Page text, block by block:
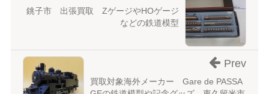
銚子市 出張買取 ZゲージやHOゲージ
などの鉄道模型
買取対象海外メーカー Gare de PASSA
Prev